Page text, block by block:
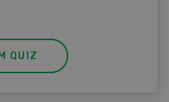
QUIZ